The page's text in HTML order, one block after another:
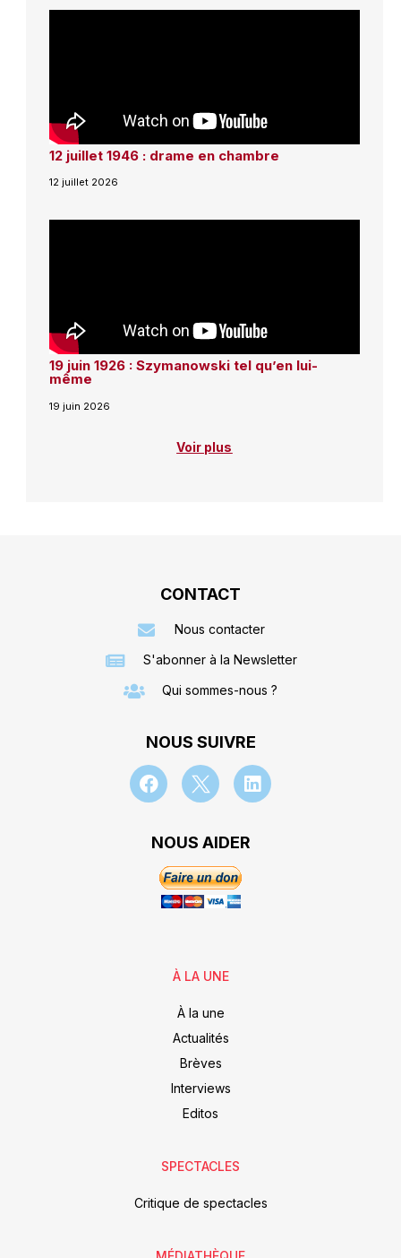
12 juillet 1946 : drame en chambre
12 juillet 2026
19 juin 1926 : Szymanowski tel qu’en lui-
même
19 juin 2026
Voir plus
CONTACT
Nous contacter
S'abonner à la Newsletter
Qui sommes-nous ?
NOUS SUIVRE
NOUS AIDER
À LA UNE
À la une
Actualités
Brèves
Interviews
Editos
SPECTACLES
Critique de spectacles